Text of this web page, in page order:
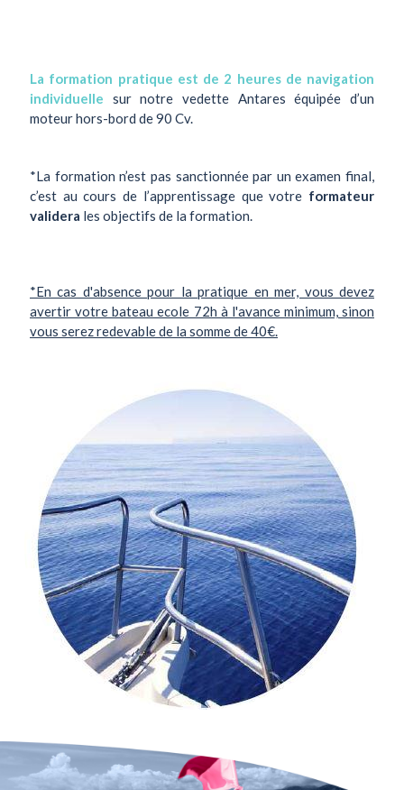
La formation pratique est de 2 heures de navigation
individuelle
sur notre vedette Antares équipée d’un
moteur hors-bord de 90 Cv.
*La formation n’est pas sanctionnée par un examen final,
c’est au cours de l’apprentissage que votre formateur
validera les objectifs de la formation.
*En cas d'absence pour la pratique en mer, vous devez
avertir votre bateau ecole 72h à l'avance minimum, sinon
vous serez redevable de la somme de 40€.